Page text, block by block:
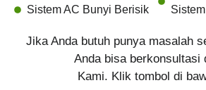
Sistem AC Bunyi Berisik
Jika Anda butuh punya masalah
Anda bisa berkonsultasi
Kami. Klik tombol di